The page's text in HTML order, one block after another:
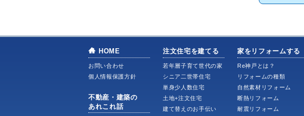
HOME
お問い合わせ
個人情報保護方針
不動産・建築の
あれこれ話
注文住宅を建てる
若年層子育て世代の家
シニア二世帯住宅
単身少人数住宅
土地+注文住宅
建て替えのお手伝い
家をリフォームする
Re神戸とは？
リフォームの種類
自然素材リフォーム
断熱リフォーム
耐震リフォーム